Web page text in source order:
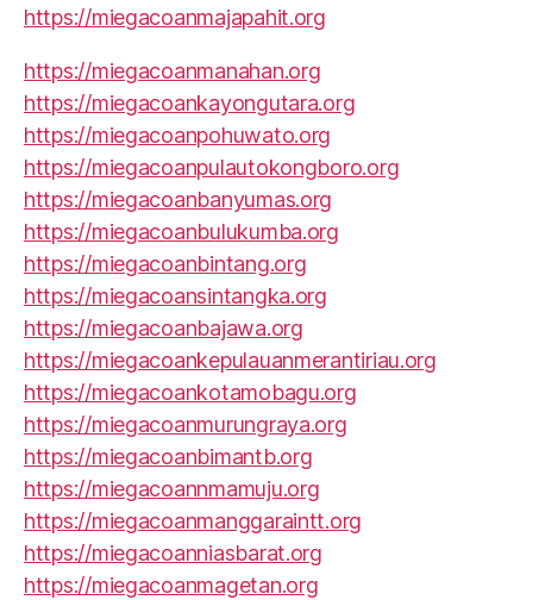
https://miegacoanmajapahit.org
https://miegacoanmanahan.org
https://miegacoankayongutara.org
https://miegacoanpohuwato.org
https://miegacoanpulautokongboro.org
https://miegacoanbanyumas.org
https://miegacoanbulukumba.org
https://miegacoanbintang.org
https://miegacoansintangka.org
https://miegacoanbajawa.org
https://miegacoankepulauanmerantiriau.org
https://miegacoankotamobagu.org
https://miegacoanmurungraya.org
https://miegacoanbimantb.org
https://miegacoannmamuju.org
https://miegacoanmanggaraintt.org
https://miegacoanniasbarat.org
https://miegacoanmagetan.org